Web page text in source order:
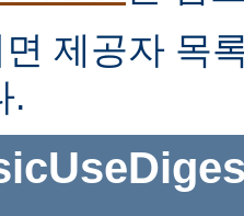
면 제공자 목
.